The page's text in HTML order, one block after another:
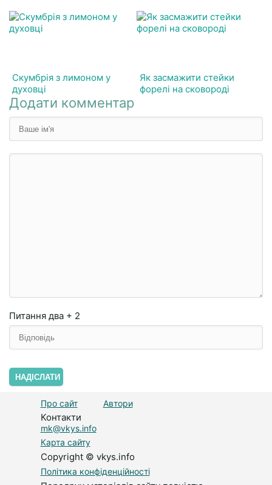
Скумбрія з лимоном у
духовці
Як засмажити стейки
форелі на сковороді
Додати комментар
Питання два + 2
НАДІСЛАТИ
Про сайт Автори
Контакти
mk@vkys.info
Карта сайту
Copyright © vkys.info
Політика конфіденційності